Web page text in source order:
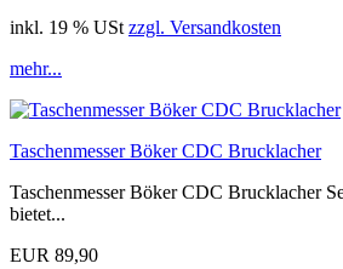
inkl. 19 % USt zzgl. Versandkosten
mehr...
Taschenmesser Böker CDC Brucklacher
Taschenmesser Böker CDC Brucklacher
bietet...
EUR 89,90